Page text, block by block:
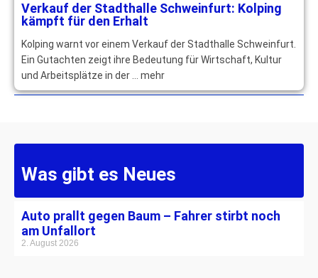
Verkauf der Stadthalle Schweinfurt: Kolping
kämpft für den Erhalt
Kolping warnt vor einem Verkauf der Stadthalle Schweinfurt.
Ein Gutachten zeigt ihre Bedeutung für Wirtschaft, Kultur
und Arbeitsplätze in der … mehr
Was gibt es Neues
Auto prallt gegen Baum – Fahrer stirbt noch
am Unfallort
2. August 2026